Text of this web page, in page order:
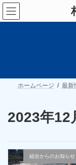
コ
ン
テ
ナ
ビ
ゲ
ホームページ 最新
2023年12
組合からのお知らせ